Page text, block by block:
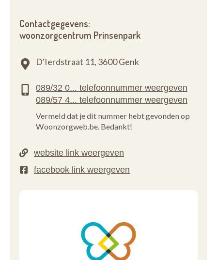
Contactgegevens:
woonzorgcentrum Prinsenpark
D'Ierdstraat 11, 3600 Genk
Vermeld dat je dit nummer hebt gevonden op
Woonzorgweb.be. Bedankt!